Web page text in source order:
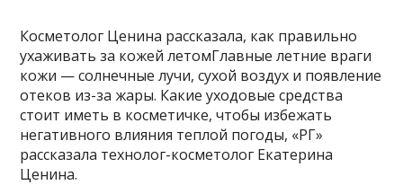
Косметолог Ценина рассказала, как правильно
ухаживать за кожей летомГлавные летние враги
кожи — солнечные лучи, сухой воздух и появление
отеков из-за жары. Какие уходовые средства
стоит иметь в косметичке, чтобы избежать
негативного влияния теплой погоды, «РГ»
рассказала технолог-косметолог Екатерина
Ценина.